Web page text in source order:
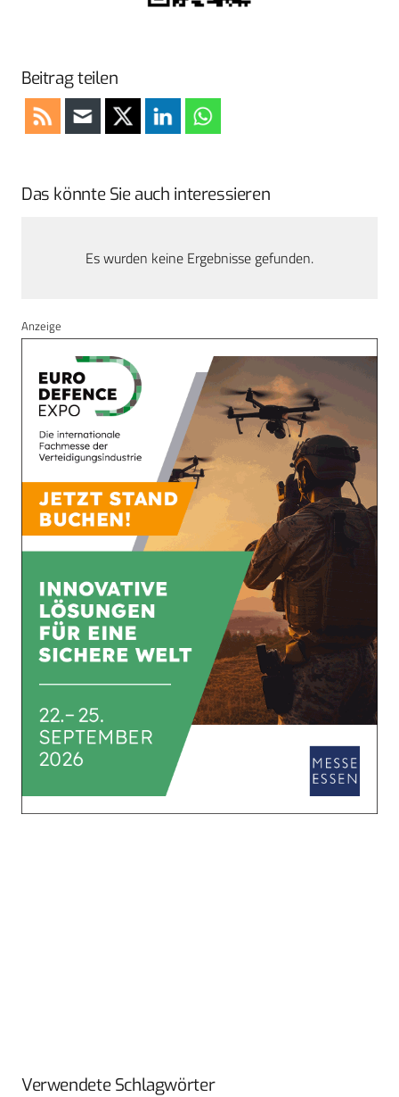
Beitrag teilen
Das könnte Sie auch interessieren
Es wurden keine Ergebnisse gefunden.
Anzeige
Verwendete Schlagwörter